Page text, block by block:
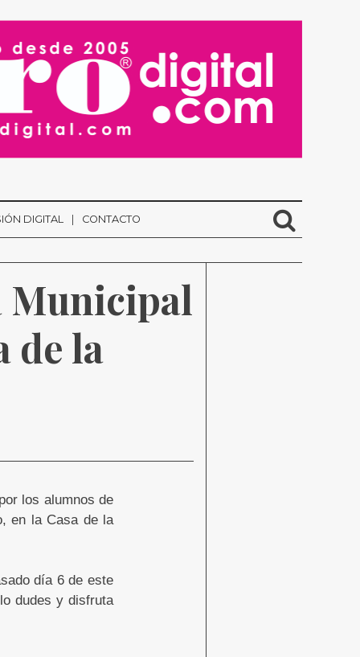
DIGITAL CONTACTO
Municipal
de la
los alumnos de
en la Casa de la
día 6 de este
dudes y disfruta